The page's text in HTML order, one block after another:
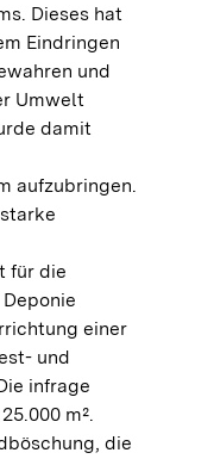
Dieses hat
Eindringen
und
Umwelt
damit
aufzubringen.
für die
einer
und
infrage
m².
die